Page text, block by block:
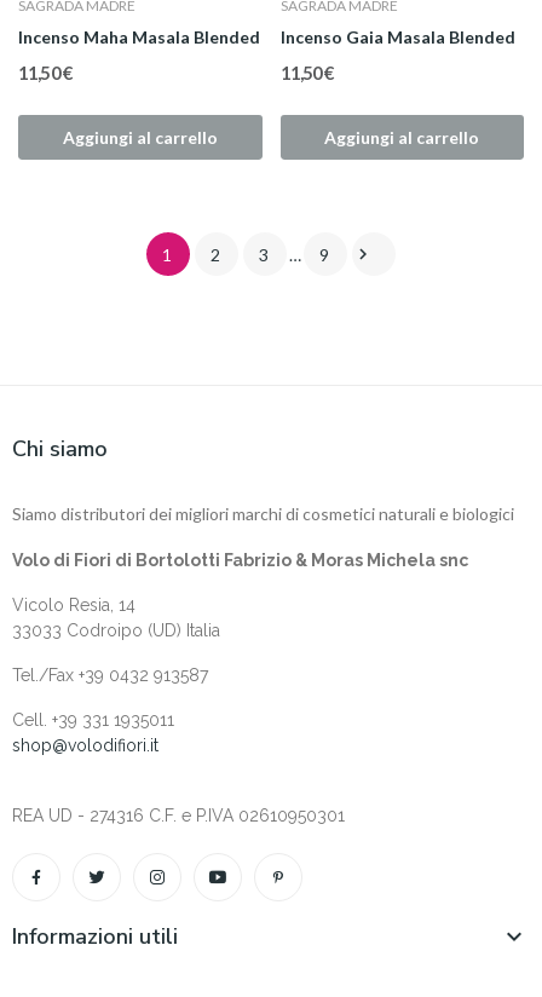
SAGRADA MADRE
Incenso Maha Masala Blended
11,50 €
Aggiungi al carrello
SAGRADA MADRE
Incenso Gaia Masala Blended
11,50 €
Aggiungi al carrello
1 2 3 … 9 
Chi siamo
Siamo distributori dei migliori marchi di cosmetici naturali e biologici
Volo di Fiori di Bortolotti Fabrizio & Moras Michela snc
Vicolo Resia, 14
33033 Codroipo (UD) Italia
Tel./Fax +39 0432 913587
Cell. +‎39 331 1935011
shop@volodifiori.it
REA UD - 274316 C.F. e P.IVA 02610950301
Informazioni utili 